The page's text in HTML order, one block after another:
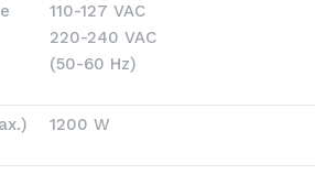
110-127 VAC
220-240 VAC
(50-60 Hz)
1200 W